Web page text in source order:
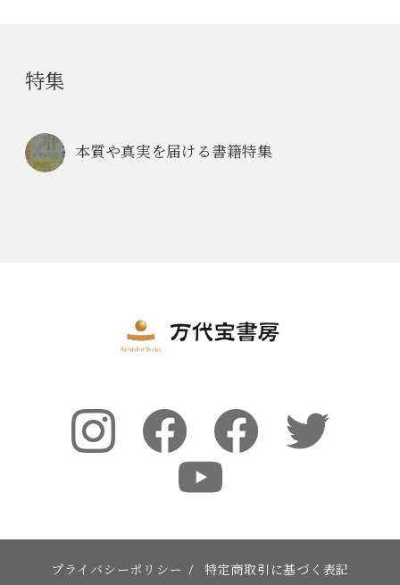
特集
本質や真実を届ける書籍特集
プライバシーポリシー / 特定商取引に基づく表記